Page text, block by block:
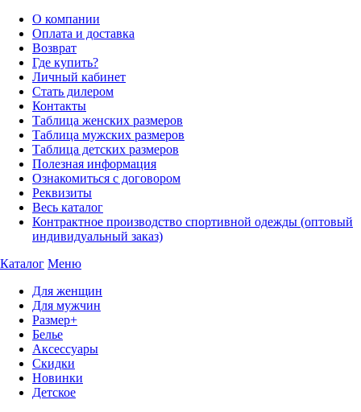
О компании
Оплата и доставка
Возврат
Где купить?
Личный кабинет
Стать дилером
Контакты
Таблица женских размеров
Таблица мужских размеров
Таблица детских размеров
Полезная информация
Ознакомиться с договором
Реквизиты
Весь каталог
Контрактное производство спортивной одежды (оптовый
индивидуальный заказ)
Каталог Меню
Для женщин
Для мужчин
Размер+
Белье
Аксессуары
Скидки
Новинки
Детское